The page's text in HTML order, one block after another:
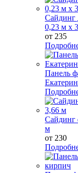
Сайдинг
0,23 м х
от 235
Панель
Сайдинг
м
от 230